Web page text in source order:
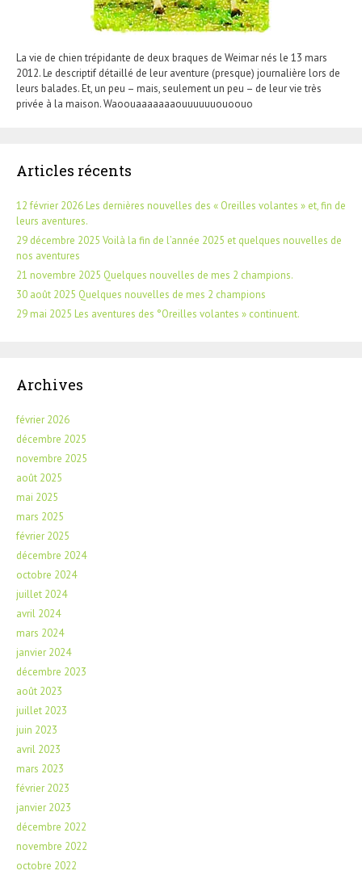
La vie de chien trépidante de deux braques de Weimar nés le 13 mars
2012. Le descriptif détaillé de leur aventure (presque) journalière lors de
leurs balades. Et, un peu – mais, seulement un peu – de leur vie très
privée à la maison. Waoouaaaaaaaouuuuuuouoouo
Articles récents
12 février 2026 Les dernières nouvelles des « Oreilles volantes » et, fin de
leurs aventures.
29 décembre 2025 Voilà la fin de l’année 2025 et quelques nouvelles de
nos aventures
21 novembre 2025 Quelques nouvelles de mes 2 champions.
30 août 2025 Quelques nouvelles de mes 2 champions
29 mai 2025 Les aventures des °Oreilles volantes » continuent.
Archives
février 2026
décembre 2025
novembre 2025
août 2025
mai 2025
mars 2025
février 2025
décembre 2024
octobre 2024
juillet 2024
avril 2024
mars 2024
janvier 2024
décembre 2023
août 2023
juillet 2023
juin 2023
avril 2023
mars 2023
février 2023
janvier 2023
décembre 2022
novembre 2022
octobre 2022